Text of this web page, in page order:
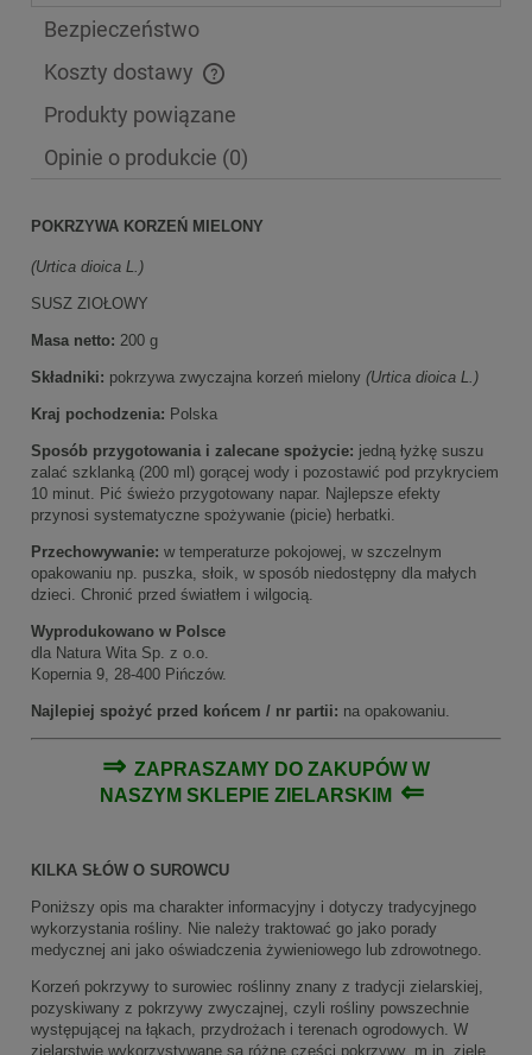
Bezpieczeństwo
Koszty dostawy
Cena nie zawiera ewentualnych kosztów płatności
Produkty powiązane
Opinie o produkcie (0)
POKRZYWA KORZEŃ MIELONY
(Urtica dioica L.)
SUSZ ZIOŁOWY
Masa netto: 200 g
Składniki: pokrzywa zwyczajna korzeń mielony (Urtica dioica L.)
Kraj pochodzenia: Polska
Sposób przygotowania i zalecane spożycie: jedną łyżkę suszu
zalać szklanką (200 ml) gorącej wody i pozostawić pod przykryciem
10 minut. Pić świeżo przygotowany napar. Najlepsze efekty
przynosi systematyczne spożywanie (picie) herbatki.
Przechowywanie: w temperaturze pokojowej, w szczelnym
opakowaniu np. puszka, słoik, w sposób niedostępny dla małych
dzieci. Chronić przed światłem i wilgocią.
Wyprodukowano w Polsce
dla Natura Wita Sp. z o.o.
Kopernia 9, 28-400 Pińczów.
Najlepiej spożyć przed końcem / nr partii: na opakowaniu.
⇒ ZAPRASZAMY DO ZAKUPÓW W
NASZYM SKLEPIE ZIELARSKIM ⇐
KILKA SŁÓW O SUROWCU
Poniższy opis ma charakter informacyjny i dotyczy tradycyjnego
wykorzystania rośliny. Nie należy traktować go jako porady
medycznej ani jako oświadczenia żywieniowego lub zdrowotnego.
Korzeń pokrzywy to surowiec roślinny znany z tradycji zielarskiej,
pozyskiwany z pokrzywy zwyczajnej, czyli rośliny powszechnie
występującej na łąkach, przydrożach i terenach ogrodowych. W
zielarstwie wykorzystywane są różne części pokrzywy, m.in. ziele,